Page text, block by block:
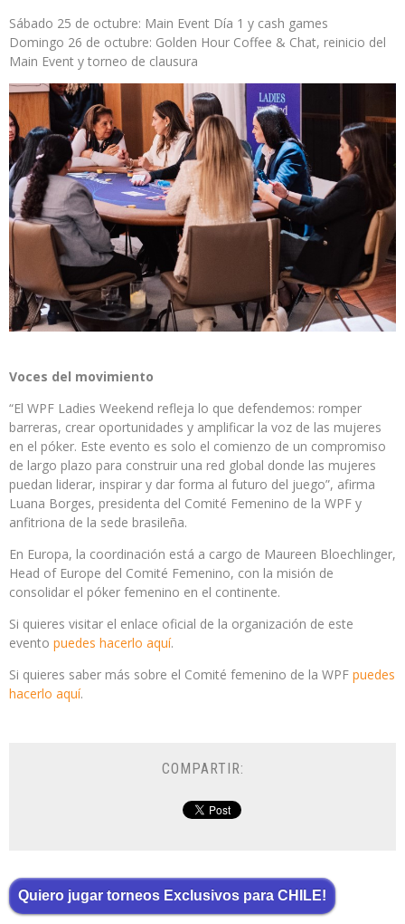
Sábado 25 de octubre: Main Event Día 1 y cash games
Domingo 26 de octubre: Golden Hour Coffee & Chat, reinicio del
Main Event y torneo de clausura
Voces del movimiento
“El WPF Ladies Weekend refleja lo que defendemos: romper
barreras, crear oportunidades y amplificar la voz de las mujeres
en el póker. Este evento es solo el comienzo de un compromiso
de largo plazo para construir una red global donde las mujeres
puedan liderar, inspirar y dar forma al futuro del juego”, afirma
Luana Borges, presidenta del Comité Femenino de la WPF y
anfitriona de la sede brasileña.
En Europa, la coordinación está a cargo de Maureen Bloechlinger,
Head of Europe del Comité Femenino, con la misión de
consolidar el póker femenino en el continente.
Si quieres visitar el enlace oficial de la organización de este
evento puedes hacerlo aquí.
Si quieres saber más sobre el Comité femenino de la WPF puedes
hacerlo aquí.
COMPARTIR:
Quiero jugar torneos Exclusivos para CHILE!